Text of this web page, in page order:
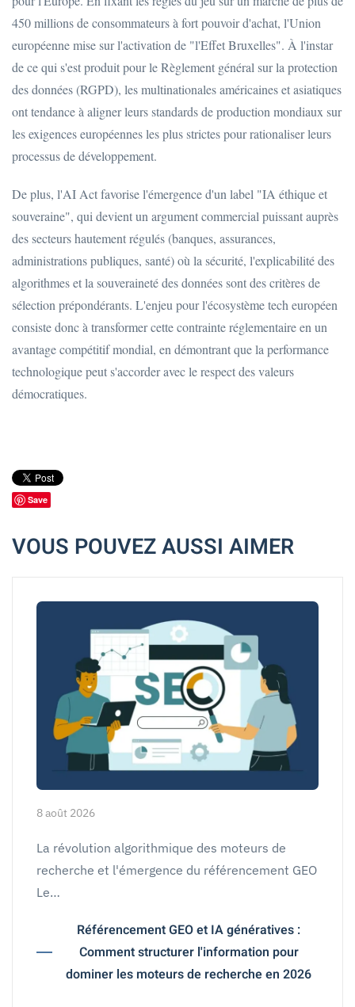
450 millions de consommateurs à fort pouvoir d'achat, l'Union
européenne mise sur l'activation de "l'Effet Bruxelles". À l'instar
de ce qui s'est produit pour le Règlement général sur la protection
des données (RGPD), les multinationales américaines et asiatiques
ont tendance à aligner leurs standards de production mondiaux sur
les exigences européennes les plus strictes pour rationaliser leurs
processus de développement.
De plus, l'AI Act favorise l'émergence d'un label "IA éthique et
souveraine", qui devient un argument commercial puissant auprès
des secteurs hautement régulés (banques, assurances,
administrations publiques, santé) où la sécurité, l'explicabilité des
algorithmes et la souveraineté des données sont des critères de
sélection prépondérants. L'enjeu pour l'écosystème tech européen
consiste donc à transformer cette contrainte réglementaire en un
avantage compétitif mondial, en démontrant que la performance
technologique peut s'accorder avec le respect des valeurs
démocratiques.
Save
VOUS POUVEZ AUSSI AIMER
8 août 2026
La révolution algorithmique des moteurs de
recherche et l'émergence du référencement GEO
Le…
Référencement GEO et IA génératives :
Comment structurer l'information pour
dominer les moteurs de recherche en 2026